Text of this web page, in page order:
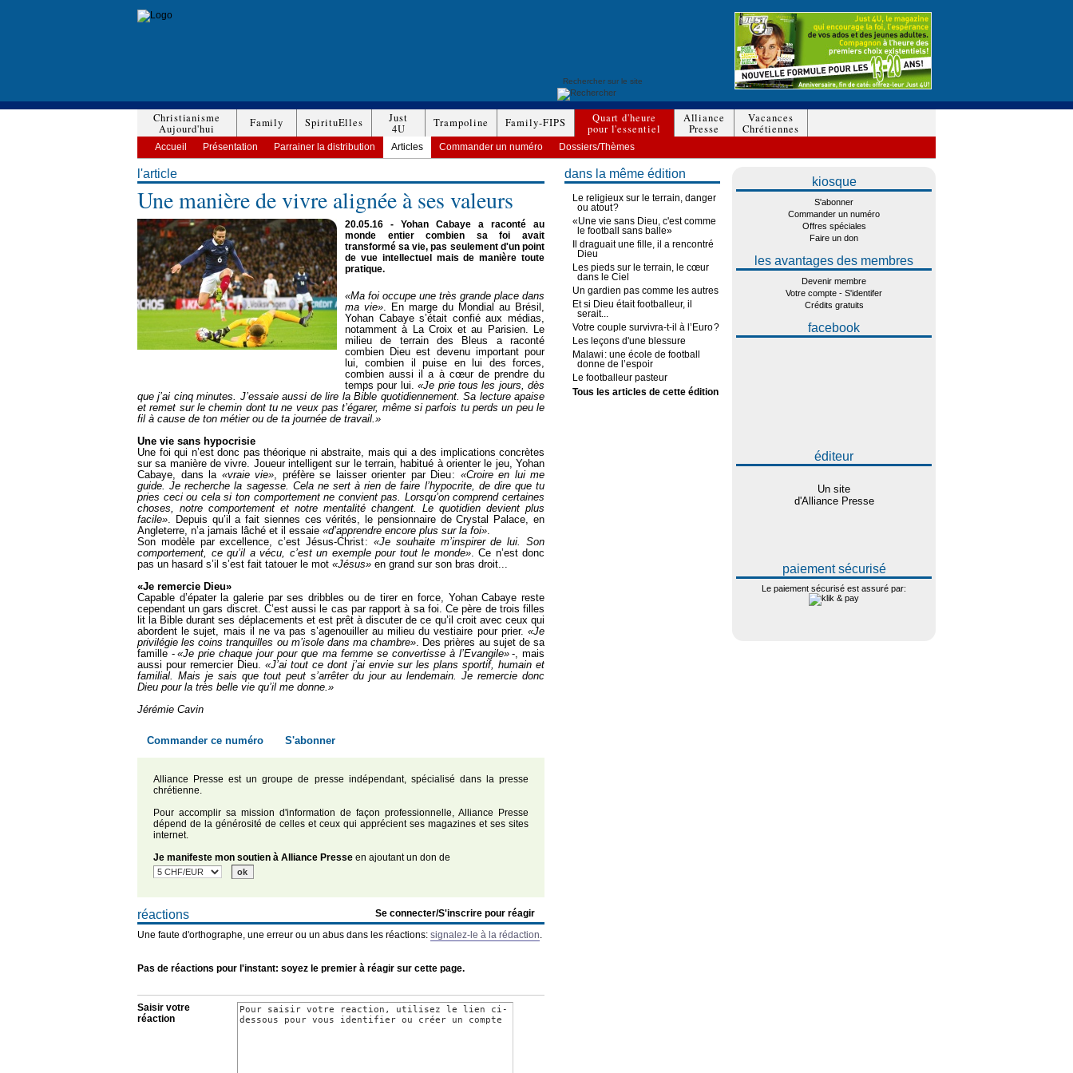
Christianisme
Aujourd'hui
Family SpirituElles
Just
4U
Trampoline Family-FIPS
Quart d'heure
pour l'essentiel
Alliance
Presse
Vacances
Chrétiennes
Accueil Présentation Parrainer la distribution Articles Commander un numéro Dossiers/Thèmes
l'article
Une manière de vivre alignée à ses valeurs
20.05.16 - Yohan Cabaye a raconté au
monde entier combien sa foi avait
transformé sa vie, pas seulement d'un point
de vue intellectuel mais de manière toute
pratique.
«Ma foi occupe une très grande place dans
ma vie». En marge du Mondial au Brésil,
Yohan Cabaye s’était confié aux médias,
notamment à La Croix et au Parisien. Le
milieu de terrain des Bleus a raconté
combien Dieu est devenu important pour
lui, combien il puise en lui des forces,
combien aussi il a à cœur de prendre du
temps pour lui.«Je prie tous les jours, dès
que j’ai cinq minutes. J’essaie aussi de lire la Bible quotidiennement. Sa lecture apaise
et remet sur le chemin dont tu ne veux pas t’égarer, même si parfois tu perds un peu le
fil à cause de ton métier ou de ta journée de travail.»
Une vie sans hypocrisie
Une foi qui n’est donc pas théorique ni abstraite, mais qui a des implications concrètes
sur sa manière de vivre. Joueur intelligent sur le terrain, habitué à orienter le jeu, Yohan
Cabaye, dans la «vraie vie», préfère se laisser orienter par Dieu : «Croire en lui me
guide. Je recherche la sagesse. Cela ne sert à rien de faire l’hypocrite, de dire que tu
pries ceci ou cela si ton comportement ne convient pas. Lorsqu’on comprend certaines
choses, notre comportement et notre mentalité changent. Le quotidien devient plus
facile». Depuis qu’il a fait siennes ces vérités, le pensionnaire de Crystal Palace, en
Angleterre, n’a jamais lâché et il essaie «d’apprendre encore plus sur la foi».
Son modèle par excellence, c’est Jésus-Christ : «Je souhaite m’inspirer de lui. Son
comportement, ce qu’il a vécu, c’est un exemple pour tout le monde». Ce n’est donc
pas un hasard s’il s’est fait tatouer le mot «Jésus» en grand sur son bras droit...
«Je remercie Dieu»
Capable d’épater la galerie par ses dribbles ou de tirer en force, Yohan Cabaye reste
cependant un gars discret. C’est aussi le cas par rapport à sa foi. Ce père de trois filles
lit la Bible durant ses déplacements et est prêt à discuter de ce qu’il croit avec ceux qui
abordent le sujet, mais il ne va pas s’agenouiller au milieu du vestiaire pour prier. «Je
privilégie les coins tranquilles ou m’isole dans ma chambre». Des prières au sujet de sa
famille -«Je prie chaque jour pour que ma femme se convertisse à l’Evangile»-, mais
aussi pour remercier Dieu.«J’ai tout ce dont j’ai envie sur les plans sportif, humain et
familial. Mais je sais que tout peut s’arrêter du jour au lendemain. Je remercie donc
Dieu pour la très belle vie qu’il me donne.»
Jérémie Cavin
Commander ce numéro S'abonner
Alliance Presse est un groupe de presse indépendant, spécialisé dans la presse
chrétienne.
Pour accomplir sa mission d'information de façon professionnelle, Alliance Presse
dépend de la générosité de celles et ceux qui apprécient ses magazines et ses sites
internet.
Je manifeste mon soutien à Alliance Presse en ajoutant un don de
Se connecter/S'inscrire pour réagir
réactions
Une faute d'orthographe, une erreur ou un abus dans les réactions: signalez-le à la rédaction
Pas de réactions pour l'instant: soyez le premier à réagir sur cette page.
Saisir votre
réaction
dans la même édition
Le religieux sur le terrain, danger
ou atout ?
«Une vie sans Dieu, c'est comme
le football sans balle»
Il draguait une fille, il a rencontré
Dieu
Les pieds sur le terrain, le cœur
dans le Ciel
Un gardien pas comme les autres
Et si Dieu était footballeur, il
serait...
Votre couple survivra-t-il à l’Euro ?
Les leçons d'une blessure
Malawi : une école de football
donne de l’espoir
Le footballeur pasteur
Tous les articles de cette édition
kiosque
S'abonner
Commander un numéro
Offres spéciales
Faire un don
les avantages des membres
Devenir membre
Votre compte - S'identifer
Crédits gratuits
facebook
éditeur
Un site
d'Alliance Presse
paiement sécurisé
Le paiement sécurisé est assuré par: